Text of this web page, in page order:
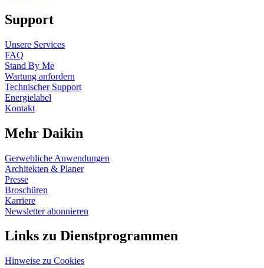
Support
Unsere Services
FAQ
Stand By Me
Wartung anfordern
Technischer Support
Energielabel
Kontakt
Mehr Daikin
Gerwebliche Anwendungen
Architekten & Planer
Presse
Broschüren
Karriere
Newsletter abonnieren
Links zu Dienstprogrammen
Hinweise zu Cookies